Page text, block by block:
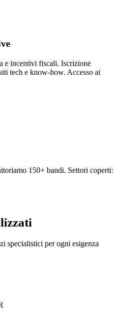
e incentivi fiscali. Iscrizione
tech e know-how. Accesso ai
150+ bandi. Settori coperti:
specialistici per ogni esigenza